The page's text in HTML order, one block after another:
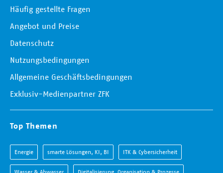
Häufig gestellte Fragen
Angebot und Preise
Datenschutz
Nutzungsbedingungen
Allgemeine Geschäftsbedingungen
Exklusiv-Medienpartner ZFK
Top Themen
Energie smarte Lösungen, KI, BI ITK & Cybersicherheit